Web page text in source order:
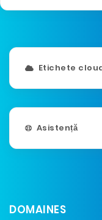
Etichete
Asistență
DOMAINES